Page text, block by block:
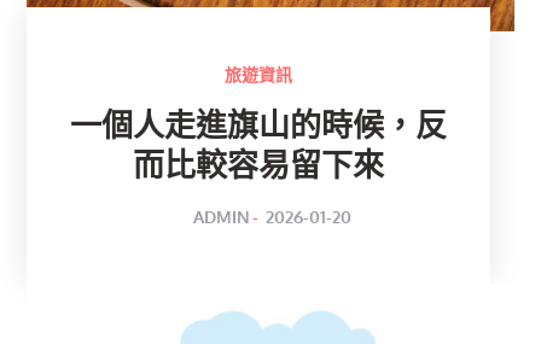
旅遊資訊
一個人走進旗山的時候，反
而比較容易留下來
ADMIN
POSTED
2026-01-20